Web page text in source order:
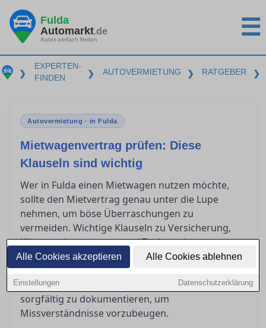
Alle Cookies akzeptieren Alle Cookies ablehnen
Einstellungen Datenschutzerklärung
Fulda
Automarkt.de
Autos einfach finden ☰
❯
EXPERTEN-
FINDEN
❯ AUTOVERMIETUNG ❯ RATGEBER ❯
Autovermietung · in Fulda
Mietwagenvertrag prüfen: Diese
Klauseln sind wichtig
Wer in Fulda einen Mietwagen nutzen möchte,
sollte den Mietvertrag genau unter die Lupe
nehmen, um böse Überraschungen zu
vermeiden. Wichtige Klauseln zu Versicherung,
Kilometerbegrenzung und Tankregelungen
können erheblichen Einfluss auf die endgültigen
Kosten haben. Zudem ist es unerlässlich, bei
Fahrzeugübergabe und -rückgabe den Zustand
sorgfältig zu dokumentieren, um
Missverständnisse vorzubeugen.